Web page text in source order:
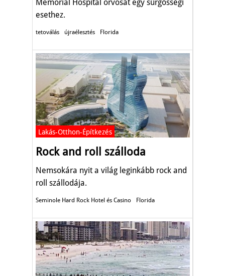
Memorial Hospital orvosát egy sürgősségi
esethez.
tetoválás újraélesztés Florida
Lakás-Otthon-Építkezés
Rock and roll szálloda
Nemsokára nyit a világ leginkább rock and
roll szállodája.
Seminole Hard Rock Hotel és Casino Florida